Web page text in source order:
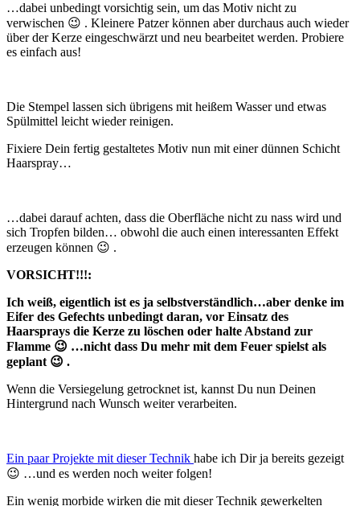
…dabei unbedingt vorsichtig sein, um das Motiv nicht zu
verwischen 😉 . Kleinere Patzer können aber durchaus auch wieder
über der Kerze eingeschwärzt und neu bearbeitet werden. Probiere
es einfach aus!
Die Stempel lassen sich übrigens mit heißem Wasser und etwas
Spülmittel leicht wieder reinigen.
Fixiere Dein fertig gestaltetes Motiv nun mit einer dünnen Schicht
Haarspray…
…dabei darauf achten, dass die Oberfläche nicht zu nass wird und
sich Tropfen bilden… obwohl die auch einen interessanten Effekt
erzeugen können 😉 .
VORSICHT!!!:
Ich weiß, eigentlich ist es ja selbstverständlich…aber denke im
Eifer des Gefechts unbedingt daran, vor Einsatz des
Haarsprays die Kerze zu löschen oder halte Abstand zur
Flamme 😉 …nicht dass Du mehr mit dem Feuer spielst als
geplant 😉 .
Wenn die Versiegelung getrocknet ist, kannst Du nun Deinen
Hintergrund nach Wunsch weiter verarbeiten.
Ein paar Projekte mit dieser Technik habe ich Dir ja bereits gezeigt
😉 …und es werden noch weiter folgen!
Ein wenig morbide wirken die mit dieser Technik gewerkelten